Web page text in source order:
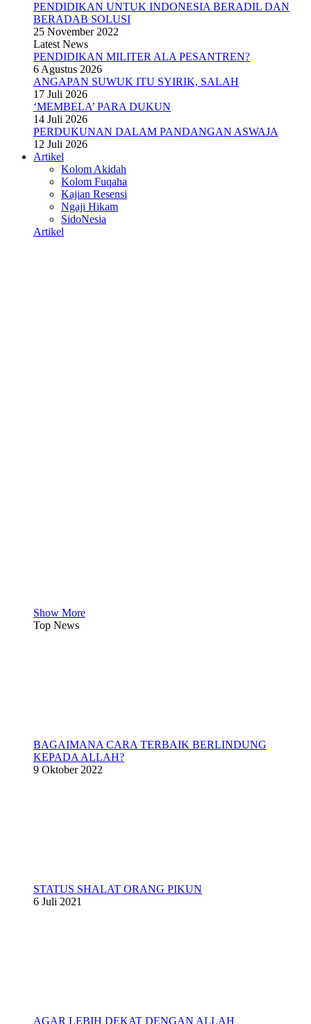
PENDIDIKAN UNTUK INDONESIA BERADIL DAN
BERADAB SOLUSI
25 November 2022
Latest News
PENDIDIKAN MILITER ALA PESANTREN?
6 Agustus 2026
ANGAPAN SUWUK ITU SYIRIK, SALAH
17 Juli 2026
‘MEMBELA’ PARA DUKUN
14 Juli 2026
PERDUKUNAN DALAM PANDANGAN ASWAJA
12 Juli 2026
Artikel
Kolom Akidah
Kolom Fuqaha
Kajian Resensi
Ngaji Hikam
SidoNesia
Artikel
Show More
Top News
BAGAIMANA CARA TERBAIK BERLINDUNG
KEPADA ALLAH?
9 Oktober 2022
STATUS SHALAT ORANG PIKUN
6 Juli 2021
AGAR LEBIH DEKAT DENGAN ALLAH